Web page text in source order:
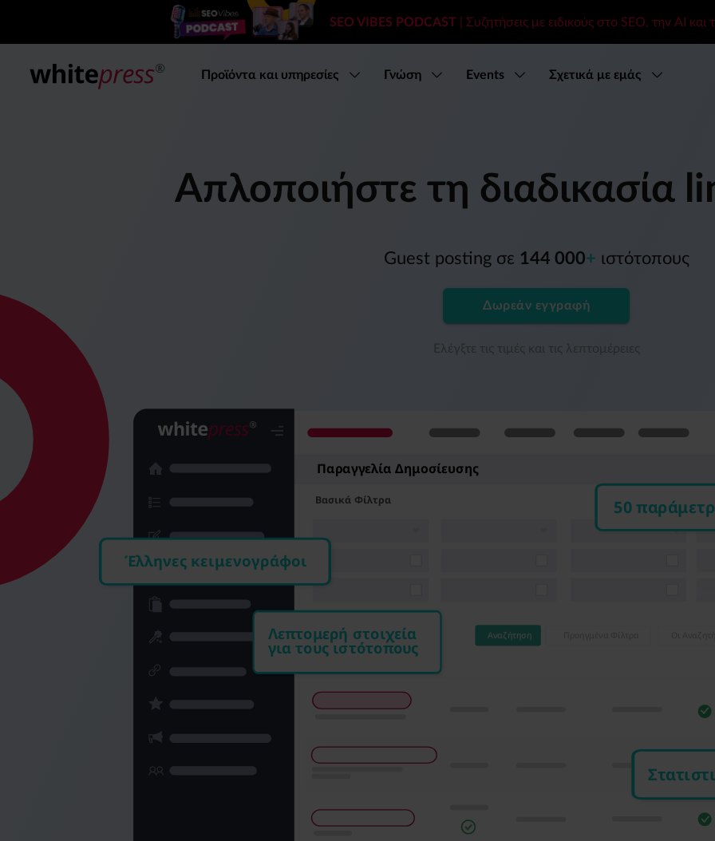
SEO VIBES PODCAST | Συζητήσεις με ειδικούς στο SEO, την AI και
Προϊόντα και υπηρεσίες Γνώση Events Σχετικά με εμάς
Απλοποιήστε τη διαδικασία
Guest posting σε 144 000+ ιστότοπους
Δωρεάν εγγραφή
Ελέγξτε τις τιμές και τις λεπτομέρειες